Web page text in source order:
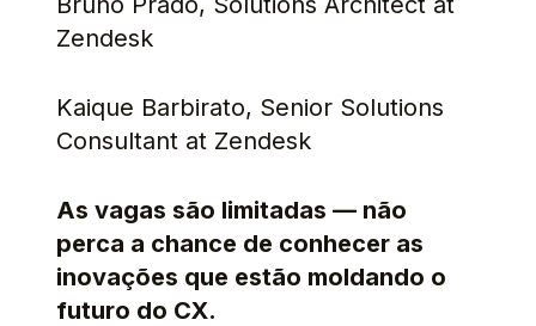
Zendesk
Kaique Barbirato, Senior Solutions
Consultant at Zendesk
As vagas são limitadas — não
perca a chance de conhecer as
inovações que estão moldando o
futuro do CX.